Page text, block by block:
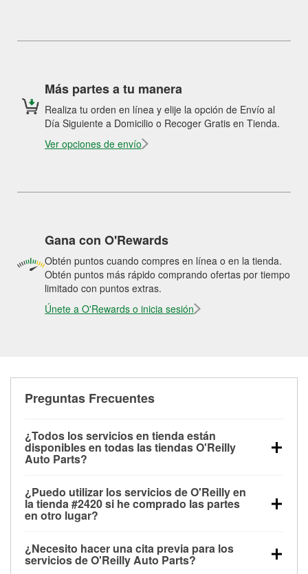
Más partes a tu manera
Realiza tu orden en línea y elije la opción de Envío al
Día Siguiente a Domicilio o Recoger Gratis en Tienda.
Ver opciones de envío
Gana con O'Rewards
Obtén puntos cuando compres en línea o en la tienda.
Obtén puntos más rápido comprando ofertas por tiempo
limitado con puntos extras.
Únete a O'Rewards o inicia sesión
Preguntas Frecuentes
¿Todos los servicios en tienda están
disponibles en todas las tiendas O'Reilly
Auto Parts?
las pruebas de batería, pruebas de alternador y
motor de arranque, revisión de la luz “Check Engine”
con O'Reilly VeriScan® e instalación de
limpiaparabrisas o bombillas, están disponibles en
todas las tiendas O'Reilly Auto Parts. La tienda
¿Puedo utilizar los servicios de O'Reilly en
la tienda #2420 si he comprado las partes
en otro lugar?
de O'Reilly Auto Parts que estén disponibles en la
tienda #2420 de Chesapeake, VA aunque hayas
¿Necesito hacer una cita previa para los
servicios de O'Reilly Auto Parts?